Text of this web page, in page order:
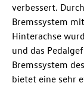
verbessert.
Bremssystem
Hinterachse
und das
Bremssystem des
bietet eine sehr